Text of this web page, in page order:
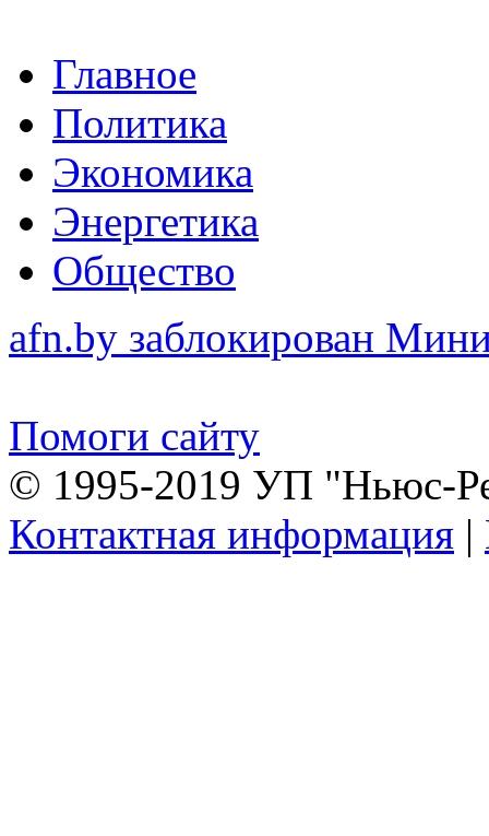
Главное
Политика
Экономика
Энергетика
Общество
afn.by заблокирован
Помоги сайту
© 1995-2019 УП "Ньюс-
Контактная информация |